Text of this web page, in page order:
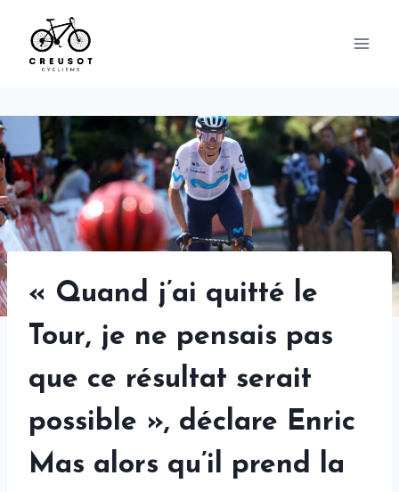
content
« Quand j’ai quitté le
Tour, je ne pensais pas
que ce résultat serait
possible », déclare Enric
Mas alors qu’il prend la